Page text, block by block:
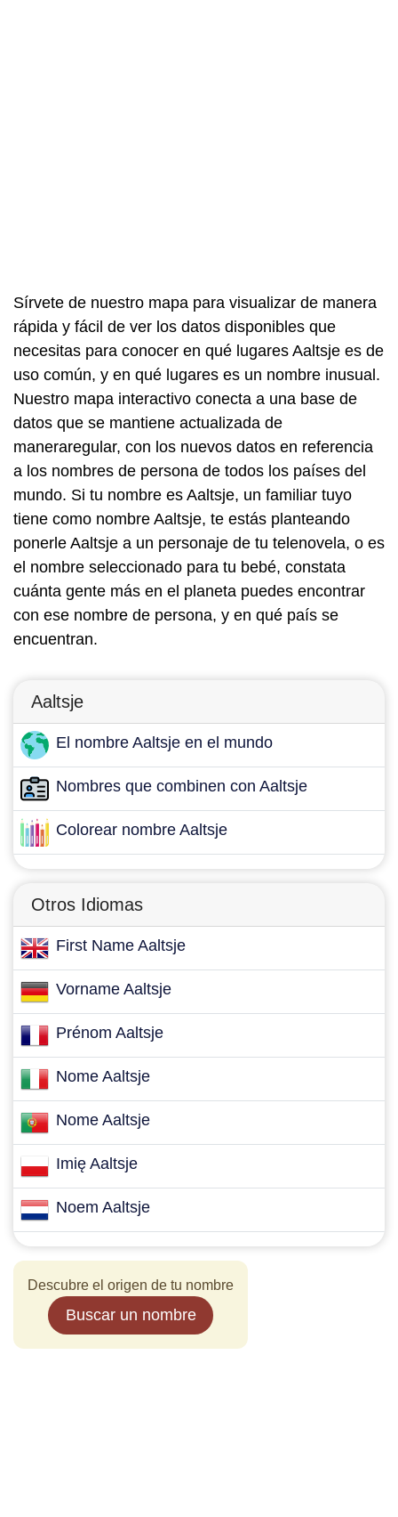
Sírvete de nuestro mapa para visualizar de manera
rápida y fácil de ver los datos disponibles que
necesitas para conocer en qué lugares Aaltsje es de
uso común, y en qué lugares es un nombre inusual.
Nuestro mapa interactivo conecta a una base de
datos que se mantiene actualizada de
maneraregular, con los nuevos datos en referencia
a los nombres de persona de todos los países del
mundo. Si tu nombre es Aaltsje, un familiar tuyo
tiene como nombre Aaltsje, te estás planteando
ponerle Aaltsje a un personaje de tu telenovela, o es
el nombre seleccionado para tu bebé, constata
cuánta gente más en el planeta puedes encontrar
con ese nombre de persona, y en qué país se
encuentran.
Aaltsje
El nombre Aaltsje en el mundo
Nombres que combinen con Aaltsje
Colorear nombre Aaltsje
Otros Idiomas
First Name Aaltsje
Vorname Aaltsje
Prénom Aaltsje
Nome Aaltsje
Nome Aaltsje
Imię Aaltsje
Noem Aaltsje
Descubre el origen de tu nombre
Buscar un nombre